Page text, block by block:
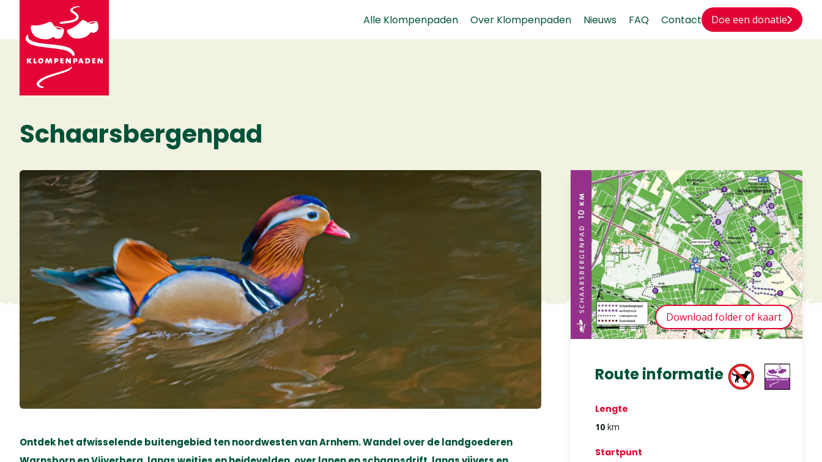
Alle Klompenpaden Over Klompenpaden Nieuws FAQ Contact Doe een donatie
Schaarsbergenpad
Ontdek het afwisselende buitengebied ten noordwesten van Arnhem. Wandel over de landgoederen
Download folder of kaart
Route informatie
Lengte
10 km
Startpunt